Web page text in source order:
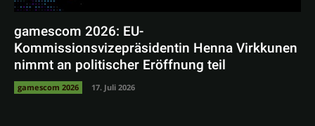
gamescom 2026: EU-
Kommissionsvizepräsidentin Henna Virkkunen
nimmt an politischer Eröffnung teil
gamescom 2026 17. Juli 2026